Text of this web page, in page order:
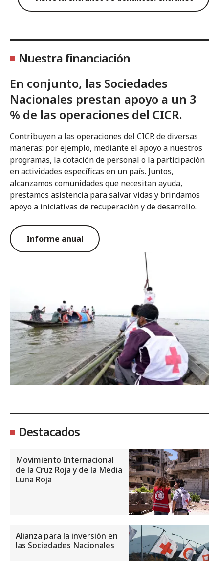
Nuestra financiación
En conjunto, las Sociedades
Nacionales prestan apoyo a un 3
% de las operaciones del CICR.
Contribuyen a las operaciones del CICR de diversas
maneras: por ejemplo, mediante el apoyo a nuestros
programas, la dotación de personal o la participación
en actividades específicas en un país. Juntos,
alcanzamos comunidades que necesitan ayuda,
prestamos asistencia para salvar vidas y brindamos
apoyo a iniciativas de recuperación y de desarrollo.
Informe anual
Destacados
Movimiento Internacional
de la Cruz Roja y de la Media
Luna Roja
Alianza para la inversión en
las Sociedades Nacionales